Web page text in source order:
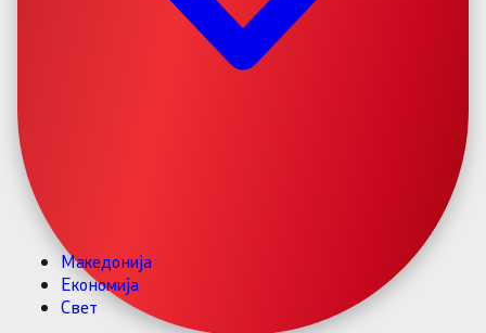
Македонија
Економија
Свет